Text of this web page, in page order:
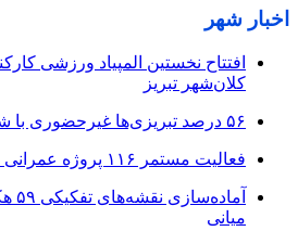
اخبار شهر
افتتاح نخستین المپیاد ورزشی
کلان‌شهر تبریز
۵۶ درصد تبریزی‌ها غیرحضوری با شهرداری ارتباط دارند
فعالیت مستمر ۱۱۶ پروژه عمرانی در شرایط جنگی
میانی